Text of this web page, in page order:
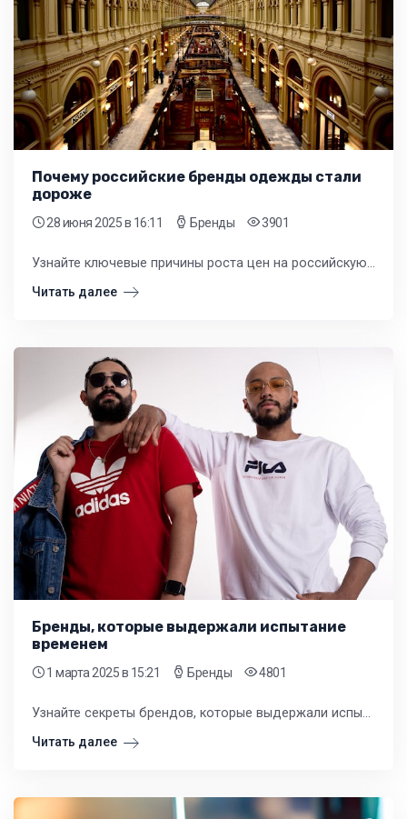
Почему российские бренды одежды стали
дороже
28 июня 2025в 16:11 Бренды 3901
Узнайте ключевые причины роста цен на российскую одежду и обувь в последние годы. Анализ для владельцев розничных магазинов: спрос, логистика, материалы, производство, инфляция. Полезные инсайты для вашего бизнеса.
Читать далее
Бренды, которые выдержали испытание
временем
1 марта 2025в 15:21 Бренды 4801
Узнайте секреты брендов, которые выдержали испытание временем. Читайте о том, как создать успешный бренд, который будет существовать на протяжении многих лет.
Читать далее